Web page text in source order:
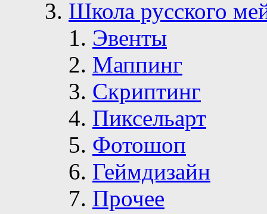
Школа русского
Эвенты
Маппинг
Скриптинг
Пиксельарт
Фотошоп
Геймдизайн
Прочее